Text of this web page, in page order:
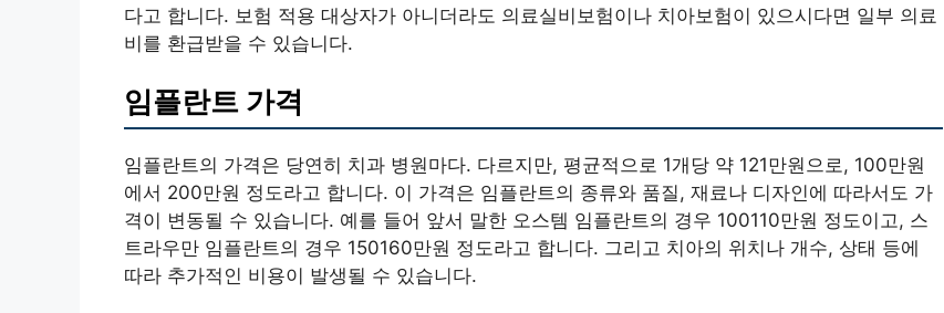
다고 합니다. 보험 적용 대상자가 아니더라도 의료실비보험이나 치아보험이 있으시다면 일부 의료
비를 환급받을 수 있습니다.
임플란트 가격
임플란트의 가격은 당연히 치과 병원마다. 다르지만, 평균적으로 1개당 약 121만원으로, 100만원
에서 200만원 정도라고 합니다. 이 가격은 임플란트의 종류와 품질, 재료나 디자인에 따라서도 가
격이 변동될 수 있습니다. 예를 들어 앞서 말한 오스템 임플란트의 경우 100110만원 정도이고, 스
트라우만 임플란트의 경우 150160만원 정도라고 합니다. 그리고 치아의 위치나 개수, 상태 등에
따라 추가적인 비용이 발생될 수 있습니다.